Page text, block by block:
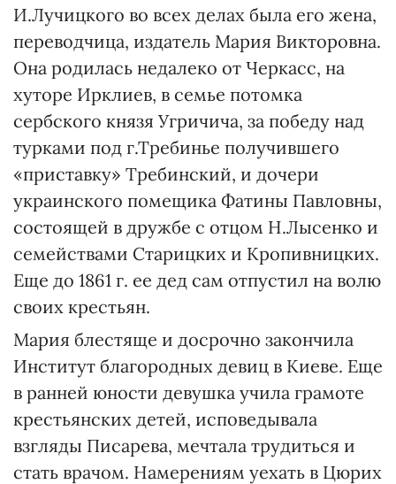
И.Лучицкого во всех делах была его жена,
переводчица, издатель Мария Викторовна.
Она родилась недалеко от Черкасс, на
хуторе Ирклиев, в семье потомка
сербского князя Угричича, за победу над
турками под г.Требинье получившего
«приставку» Требинский, и дочери
украинского помещика Фатины Павловны,
состоящей в дружбе с отцом Н.Лысенко и
семействами Старицких и Кропивницких.
Еще до 1861 г. ее дед сам отпустил на волю
своих крестьян.
Мария блестяще и досрочно закончила
Институт благородных девиц в Киеве. Еще
в ранней юности девушка учила грамоте
крестьянских детей, исповедывала
взгляды Писарева, мечтала трудиться и
стать врачом. Намерениям уехать в Цюрих